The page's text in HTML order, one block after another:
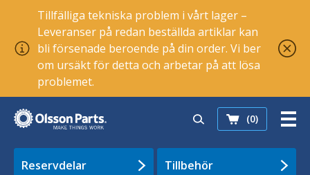
Tillfälliga tekniska problem i vårt lager –
Leveranser på redan beställda artiklar kan
bli försenade beroende på din order. Vi ber
om ursäkt för detta och arbetar på att lösa
problemet.
(0)
Reservdelar Tillbehör